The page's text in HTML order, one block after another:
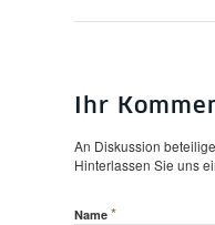
Ihr
An Diskussion
Hinterlassen Sie uns
Name *